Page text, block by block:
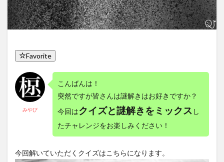
Favorite
みやび
こんばんは！
突然ですが皆さんは謎解きはお好きですか？
今回はクイズと謎解きをミックス し
たチャレンジをお楽しみください！
今回解いていただくクイズはこちらになります。